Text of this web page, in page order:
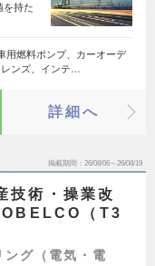
を持た
用燃料ポンプ、カーオーデ
ンズ、インテ…
詳細へ
掲載期間 26/08/06～26/08/19
技術・操業改
（T3
グ（電気・電